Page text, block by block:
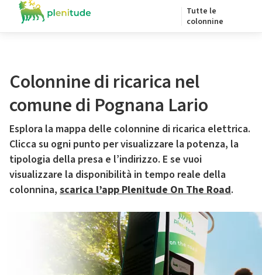
Tutte le
colonnine
Colonnine di ricarica nel
comune di Pognana Lario
Esplora la mappa delle colonnine di ricarica elettrica.
Clicca su ogni punto per visualizzare la potenza, la
tipologia della presa e l’indirizzo. E se vuoi
visualizzare la disponibilità in tempo reale della
colonnina, scarica l’app Plenitude On The Road.